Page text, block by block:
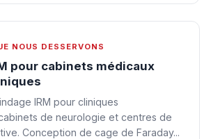
NOUS DESSERVONS
pour cabinets médicaux
IRM pour cliniques
de neurologie et centres de
Conception de cage de Faraday...